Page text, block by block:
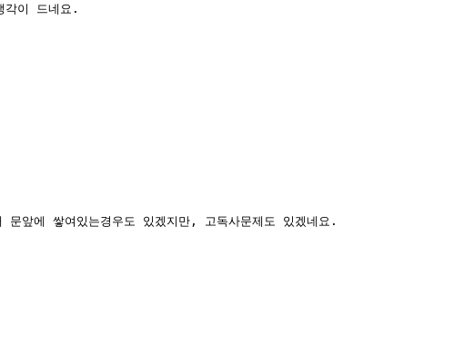
각이 드네요.
앞에 쌓여있는경우도 있겠지만, 고독사문제도 있겠네요.